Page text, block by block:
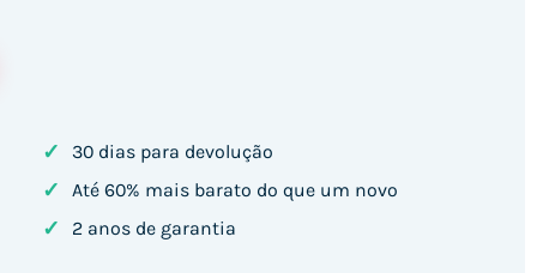
✓ 30 dias para devolução
✓ Até 60% mais barato do que um novo
✓ 2 anos de garantia